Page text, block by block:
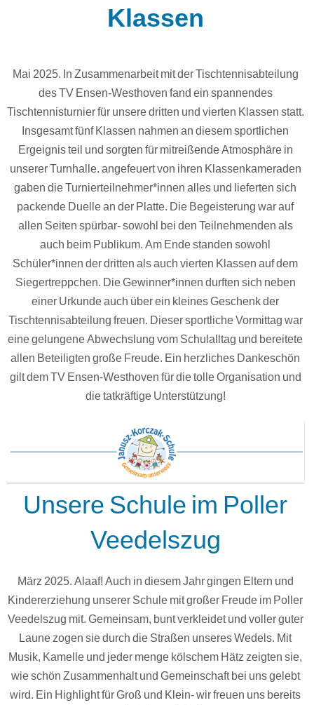
Klassen
Mai 2025. In Zusammenarbeit mit der Tischtennisabteilung
des TV Ensen-Westhoven fand ein spannendes
Tischtennisturnier für unsere dritten und vierten Klassen statt.
Insgesamt fünf Klassen nahmen an diesem sportlichen
Ergeignis teil und sorgten für mitreißende Atmosphäre in
unserer Turnhalle. angefeuert von ihren Klassenkameraden
gaben die Turnierteilnehmer*innen alles und lieferten sich
packende Duelle an der Platte. Die Begeisterung war auf
allen Seiten spürbar- sowohl bei den Teilnehmenden als
auch beim Publikum. Am Ende standen sowohl
Schüler*innen der dritten als auch vierten Klassen auf dem
Siegertreppchen. Die Gewinner*innen durften sich neben
einer Urkunde auch über ein kleines Geschenk der
Tischtennisabteilung freuen. Dieser sportliche Vormittag war
eine gelungene Abwechslung vom Schulalltag und bereitete
allen Beteiligten große Freude. Ein herzliches Dankeschön
gilt dem TV Ensen-Westhoven für die tolle Organisation und
die tatkräftige Unterstützung!
Unsere Schule im Poller
Veedelszug
März 2025. Alaaf! Auch in diesem Jahr gingen Eltern und
Kindererziehung unserer Schule mit großer Freude im Poller
Veedelszug mit. Gemeinsam, bunt verkleidet und voller guter
Laune zogen sie durch die Straßen unseres Wedels. Mit
Musik, Kamelle und jeder menge kölschem Hätz zeigten sie,
wie schön Zusammenhalt und Gemeinschaft bei uns gelebt
wird. Ein Highlight für Groß und Klein- wir freuen uns bereits